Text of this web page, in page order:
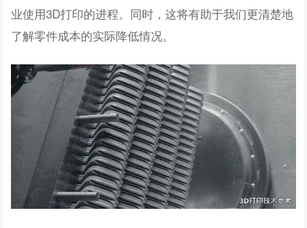
业使用3D打印的进程。同时，这将有助于我们更清楚地
了解零件成本的实际降低情况。